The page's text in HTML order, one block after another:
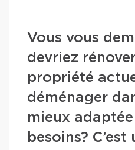
Vous vous
devriez
propriété
déménager
mieux
besoins?